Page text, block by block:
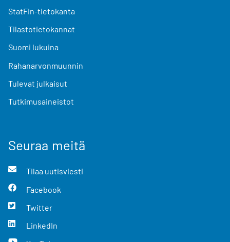
StatFin-tietokanta
Tilastotietokannat
Suomi lukuina
Rahanarvonmuunnin
Tulevat julkaisut
Tutkimusaineistot
Seuraa meitä
Tilaa uutisviesti
Facebook
Twitter
LinkedIn